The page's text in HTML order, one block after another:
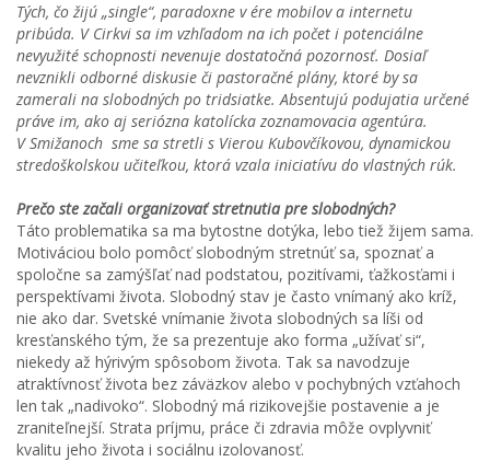
Tých, čo žijú „single“, paradoxne v ére mobilov a internetu
pribúda. V Cirkvi sa im vzhľadom na ich počet i potenciálne
nevyužité schopnosti nevenuje dostatočná pozornosť. Dosiaľ
nevznikli odborné diskusie či pastoračné plány, ktoré by sa
zamerali na slobodných po tridsiatke. Absentujú podujatia určené
práve im, ako aj seriózna katolícka zoznamovacia agentúra.
V Smižanoch sme sa stretli s Vierou Kubovčíkovou, dynamickou
stredoškolskou učiteľkou, ktorá vzala iniciatívu do vlastných rúk.
Prečo ste začali organizovať stretnutia pre slobodných?
Táto problematika sa ma bytostne dotýka, lebo tiež žijem sama.
Motiváciou bolo pomôcť slobodným stretnúť sa, spoznať a
spoločne sa zamýšľať nad podstatou, pozitívami, ťažkosťami i
perspektívami života. Slobodný stav je často vnímaný ako kríž,
nie ako dar. Svetské vnímanie života slobodných sa líši od
kresťanského tým, že sa prezentuje ako forma „užívať si“,
niekedy až hýrivým spôsobom života. Tak sa navodzuje
atraktívnosť života bez záväzkov alebo v pochybných vzťahoch
len tak „nadivoko“. Slobodný má rizikovejšie postavenie a je
zraniteľnejší. Strata príjmu, práce či zdravia môže ovplyvniť
kvalitu jeho života i sociálnu izolovanosť.